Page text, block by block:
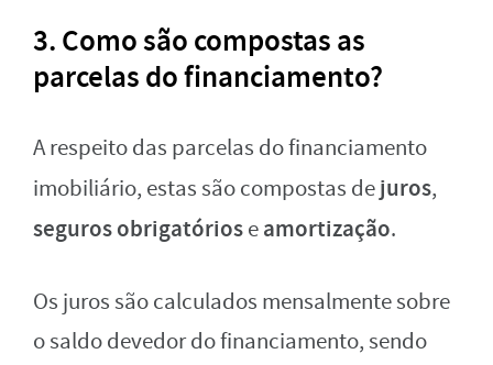
3. Como são compostas as
parcelas do financiamento?
A respeito das parcelas do financiamento
imobiliário, estas são compostas dejuros,
seguros obrigatórioseamortização.
Os juros são calculados mensalmente sobre
o saldo devedor do financiamento, sendo